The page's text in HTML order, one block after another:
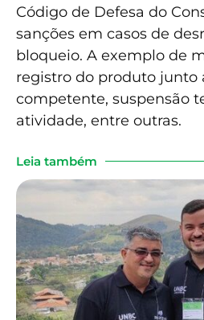
Código de Defesa do
sanções em casos de
bloqueio. A exemplo de
registro do produto junto
competente, suspensão
atividade, entre outras.
Leia também